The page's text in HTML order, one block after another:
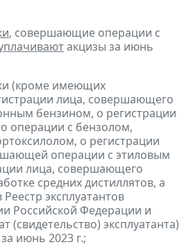
, совершающие операции с
акцизы за июнь
(кроме имеющих
лица, совершающего
бензином, о регистрации
операции с бензолом,
о регистрации
операции с этиловым
лица, совершающего
средних дистиллятов, а
эксплуатантов
Российской Федерации и
(свидетельство) эксплуатанта)
июнь 2023 г.;